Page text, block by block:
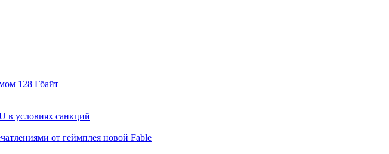
128 Гбайт
в условиях санкций
от геймплея новой Fable